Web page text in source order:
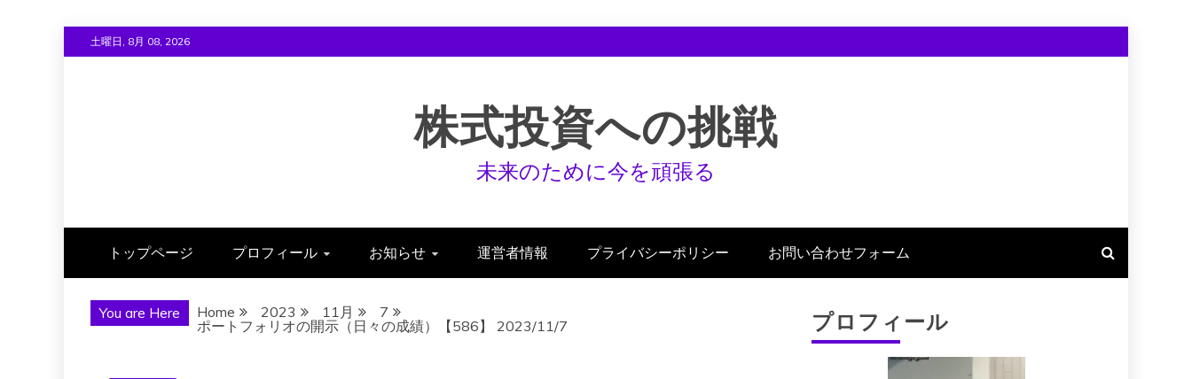
to
土曜日, 8月 08, 2026
株式投資への挑戦
未来のために今を頑張る
トップページ プロフィール お知らせ 運営者情報 プライバシーポリシー お問い合わせフォーム
You are Here Home 2023 11月
7
ポートフォリオの開示（日々の成績）【586】 2023/11/7
プロフィール